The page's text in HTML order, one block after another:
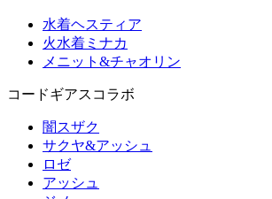
水着ヘスティア
火水着ミナカ
メニット&チャオリン
コードギアスコラボ
闇スザク
サクヤ&アッシュ
ロゼ
アッシュ